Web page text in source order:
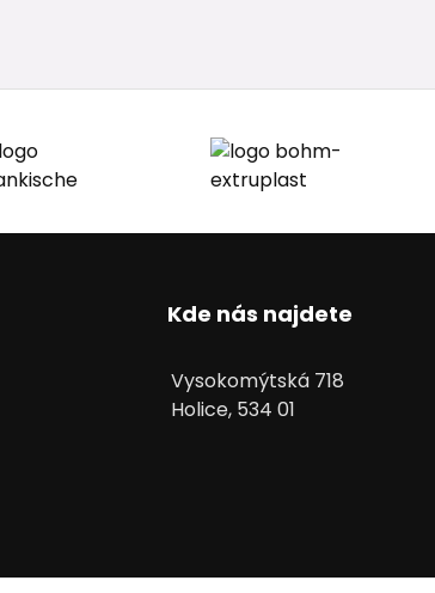
Kde nás najdete
Vysokomýtská 718
Holice, 534 01